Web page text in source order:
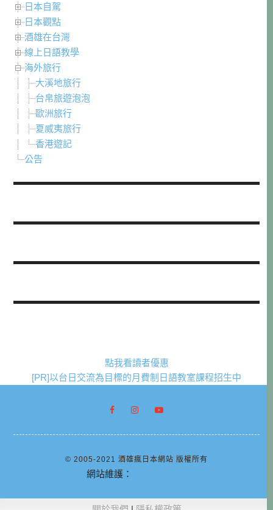
日本自駕
日本觀點
酒雄在台灣
線上日語教學
海外旅行
大溪地旅行
台帛旅遊泡泡
歐洲旅行
夏威夷旅行
香港遊記
公告
點我看讀者優惠
[PR]以台日交流為目標的月費制日語教室課程招生中
© 2005-2021 酒雄瘋日本網站 版權所有
網站維護：